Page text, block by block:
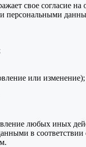
свое согласие на
персональными
или изменение);
любых иных
в